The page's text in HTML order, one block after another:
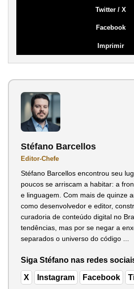
Twitter / X
Facebook
Imprimir
Stéfano Barcellos
Editor-Chefe
Stéfano Barcellos encontrou seu
poucos se arriscam a habitar: a
e linguagem. Com mais de quinze
como desenvolvedor e editor,
curadoria de conteúdo digital no
tendências, mas por se negar a
separados o universo do código ...
Siga Stéfano nas redes
X Instagram Facebook